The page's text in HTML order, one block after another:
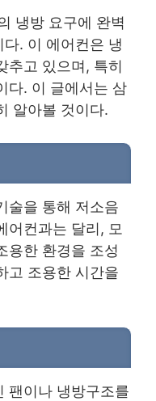
냉방 요구에 완벽
. 이 에어컨은 냉
추고 있으며, 특히
다. 이 글에서는 삼
알아볼 것이다.
술을 통해 저소음
어컨과는 달리, 모
용한 환경을 조성
고 조용한 시간을
팬이나 냉방구조를